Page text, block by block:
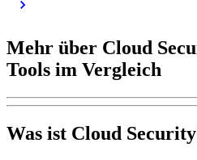
Mehr über Cloud
Tools im Vergleich
Was ist Cloud